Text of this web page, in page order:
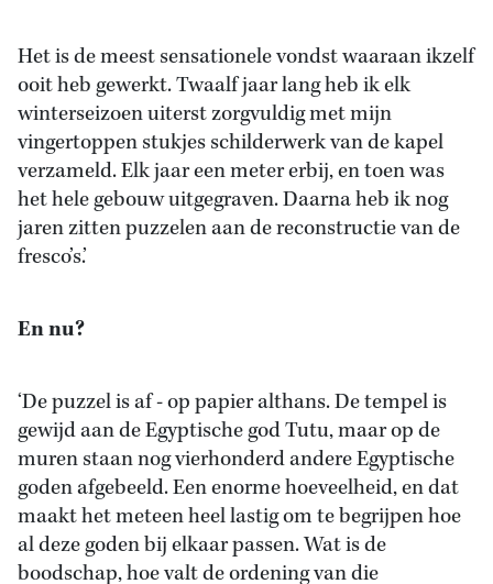
Het is de meest sensationele vondst waaraan ikzelf
ooit heb gewerkt. Twaalf jaar lang heb ik elk
winterseizoen uiterst zorgvuldig met mijn
vingertoppen stukjes schilderwerk van de kapel
verzameld. Elk jaar een meter erbij, en toen was
het hele gebouw uitgegraven. Daarna heb ik nog
jaren zitten puzzelen aan de reconstructie van de
fresco’s.’
En nu?
‘De puzzel is af - op papier althans. De tempel is
gewijd aan de Egyptische god Tutu, maar op de
muren staan nog vierhonderd andere Egyptische
goden afgebeeld. Een enorme hoeveelheid, en dat
maakt het meteen heel lastig om te begrijpen hoe
al deze goden bij elkaar passen. Wat is de
boodschap, hoe valt de ordening van die